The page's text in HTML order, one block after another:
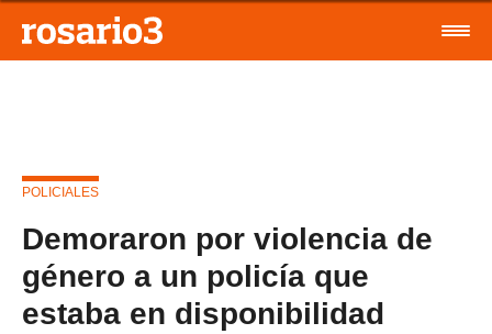
POLICIALES
Demoraron por violencia de
género a un policía que
estaba en disponibilidad